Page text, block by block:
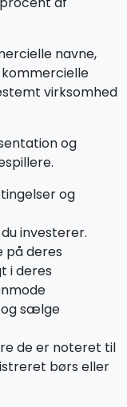
navne,
virksomhed
og
og
investerer.
deres
i deres
og sælge
de er noteret til
børs eller